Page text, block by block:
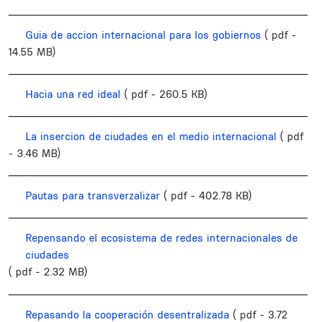
Guia de accion internacional para los gobiernos ( pdf -
14.55 MB)
Hacia una red ideal ( pdf - 260.5 KB)
La insercion de ciudades en el medio internacional ( pdf
- 3.46 MB)
Pautas para transverzalizar ( pdf - 402.78 KB)
Repensando el ecosistema de redes internacionales de
ciudades
( pdf - 2.32 MB)
Repasando la cooperación desentralizada ( pdf - 3.72